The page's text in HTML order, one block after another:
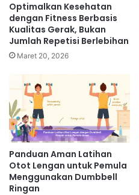
Optimalkan Kesehatan
dengan Fitness Berbasis
Kualitas Gerak, Bukan
Jumlah Repetisi Berlebihan
Maret 20, 2026
Panduan Aman Latihan
Otot Lengan untuk Pemula
Menggunakan Dumbbell
Ringan